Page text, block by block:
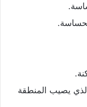
يصيب المنطقة